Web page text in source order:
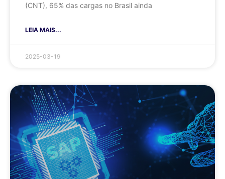
(CNT), 65% das cargas no Brasil ainda
LEIA MAIS...
2025-03-19